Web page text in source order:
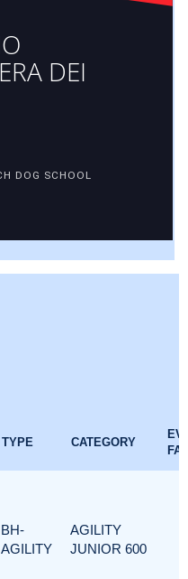
DEI
DOG SCHOOL
TYPE CATEGORY
BH-
AGILITY
AGILITY
JUNIOR 600